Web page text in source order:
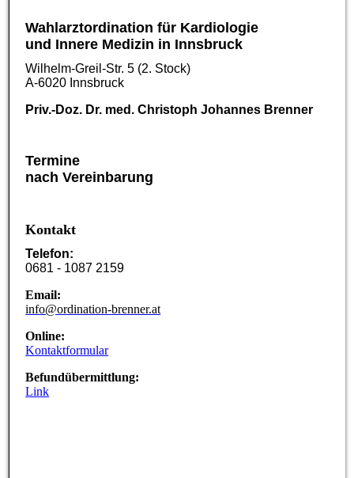
Wahlarztordination für Kardiologie
und Innere Medizin in Innsbruck
Wilhelm-Greil-Str. 5 (2. Stock)
A-6020 Innsbruck
Priv.-Doz. Dr. med. Christoph Johannes Brenner
Termine
nach Vereinbarung
Kontakt
Telefon:
0681 - 1087 2159
Email:
info@ordination-brenner.at
Online:
Kontaktformular
Befundübermittlung:
Link